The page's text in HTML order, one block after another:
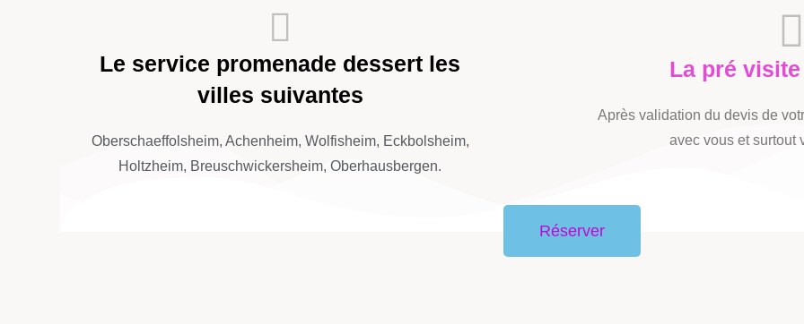
Le service promenade dessert les
villes suivantes
Oberschaeffolsheim, Achenheim, Wolfisheim, Eckbolsheim,
Holtzheim, Breuschwickersheim, Oberhausbergen.
La pré
Après validation du devis de
avec vous et surtout
Réserver